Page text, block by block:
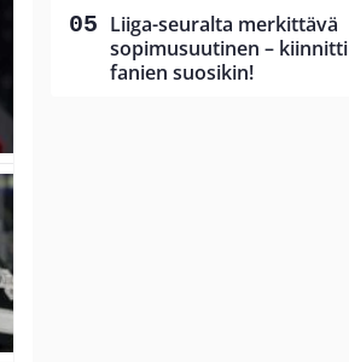
Liiga-seuralta merkittävä
sopimusuutinen – kiinnitti
fanien suosikin!